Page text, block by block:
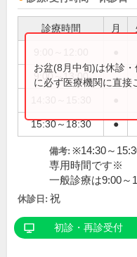
診療時間 月
9:00～13:00
15:30～18:30 ●
お盆(8月中旬)は休診
に必ず医療機関に直接
備考: ※14:30～
専用時間です※
一般診療は9:00～
休診日: 祝
初診・再診受付